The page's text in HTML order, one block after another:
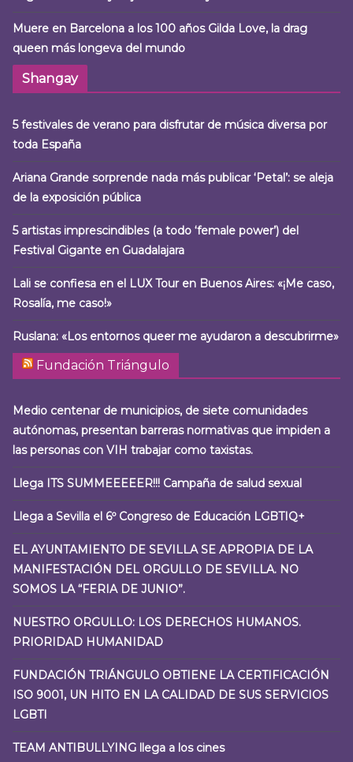
Muere en Barcelona a los 100 años Gilda Love, la drag
queen más longeva del mundo
Shangay
5 festivales de verano para disfrutar de música diversa por
toda España
Ariana Grande sorprende nada más publicar ‘Petal’: se aleja
de la exposición pública
5 artistas imprescindibles (a todo ‘female power’) del
Festival Gigante en Guadalajara
Lali se confiesa en el LUX Tour en Buenos Aires: «¡Me caso,
Rosalía, me caso!»
Ruslana: «Los entornos queer me ayudaron a descubrirme»
Fundación Triángulo
Medio centenar de municipios, de siete comunidades
autónomas, presentan barreras normativas que impiden a
las personas con VIH trabajar como taxistas.
Llega ITS SUMMEEEEER!!! Campaña de salud sexual
Llega a Sevilla el 6º Congreso de Educación LGBTIQ+
EL AYUNTAMIENTO DE SEVILLA SE APROPIA DE LA
MANIFESTACIÓN DEL ORGULLO DE SEVILLA. NO
SOMOS LA “FERIA DE JUNIO”.
NUESTRO ORGULLO: LOS DERECHOS HUMANOS.
PRIORIDAD HUMANIDAD
FUNDACIÓN TRIÁNGULO OBTIENE LA CERTIFICACIÓN
ISO 9001, UN HITO EN LA CALIDAD DE SUS SERVICIOS
LGBTI
TEAM ANTIBULLYING llega a los cines